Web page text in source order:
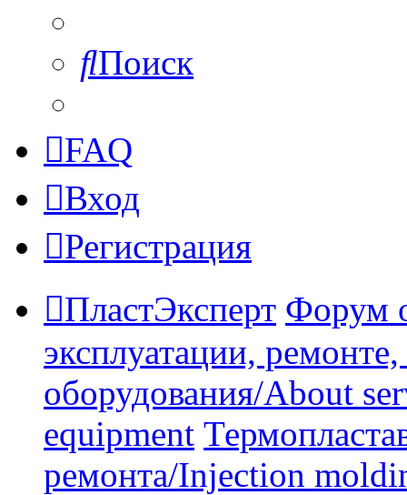
Поиск
FAQ
Вход
Регистрация
ПластЭксперт Форум
эксплуатации,
оборудования/About
equipment
ремонта/Injection